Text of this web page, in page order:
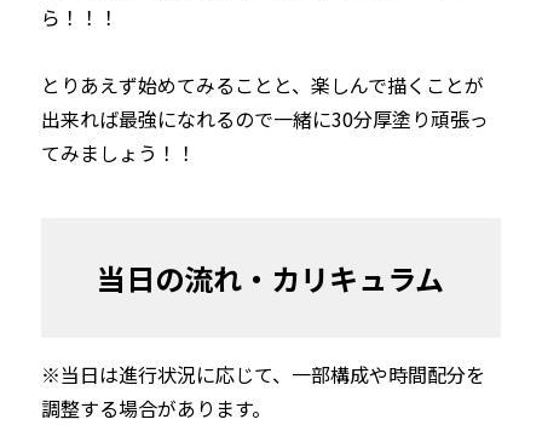
ら！！！
とりあえず始めてみることと、楽しんで描くことが
出来れば最強になれるので一緒に30分厚塗り頑張っ
てみましょう！！
当日の流れ・カリキュラム
※当日は進行状況に応じて、一部構成や時間配分を
調整する場合があります。